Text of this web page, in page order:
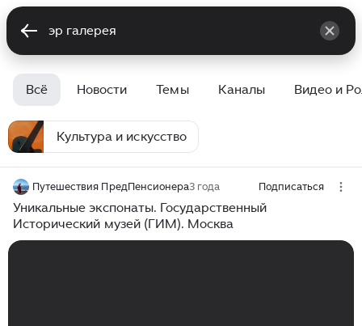
Всё Новости Темы Каналы Видео и
Культура и искусство
Путешествия ПредПенсионера3 года Подписаться
Уникальные экспонаты. Государственный
Исторический музей (ГИМ). Москва